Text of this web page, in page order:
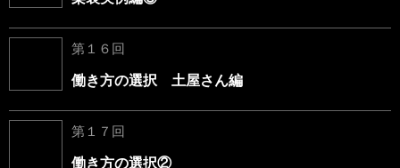
第１６回
働き方の選択 土屋さん編
第１７回
働き方の選択②